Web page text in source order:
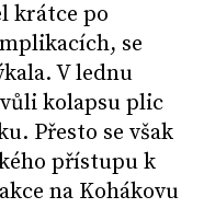
krátce po
se
V lednu
kolapsu plic
Přesto se však
přístupu k
na Kohákovu